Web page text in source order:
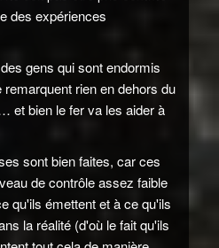
des expériences
gens qui sont endormis
rien en dehors du
et bien le fer va les aider à
sont bien faites, car ces
de contrôle assez faible
qu'ils émettent et à ce qu'ils
la réalité (d'où le fait qu'ils